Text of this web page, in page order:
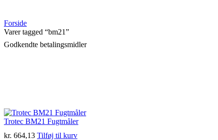
Forside
Varer tagged “bm21”
Godkendte betalingsmidler
Trotec BM21 Fugtmåler
kr. 664,13 Tilføj til kurv